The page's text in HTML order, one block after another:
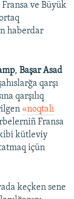
ve Büyük
haberdar
, Başar Asad
qarşı
qarşılıq
«noqtalı
Fransa
kütleviy
içün
keçken sene